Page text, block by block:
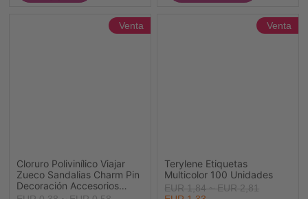
Cloruro Polivinílico Viajar
Zueco Sandalias Charm Pin
Decoración Accesorios
Venta
Terylene Etiquetas
Multicolor 100 Unidades
Venta
EUR 1,84 ~ EUR 2,81